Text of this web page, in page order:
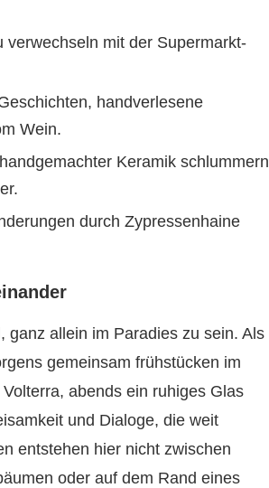
verwechseln mit der Supermarkt-
handverlesene
Wein.
Keramik schlummern
durch Zypressenhaine
ganz allein im Paradies zu sein. Als
gemeinsam frühstücken im
abends ein ruhiges Glas
und Dialoge, die weit
entstehen hier nicht zwischen
oder auf dem Rand eines